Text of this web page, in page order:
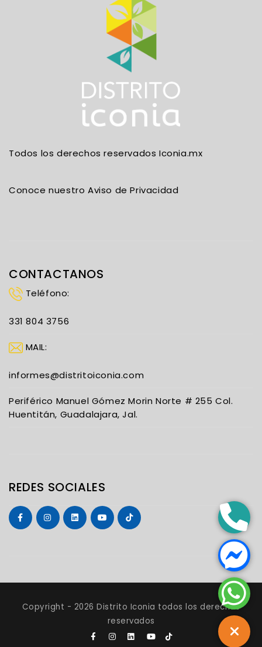
Todos los derechos reservados Iconia.mx
Conoce nuestro Aviso de Privacidad
CONTACTANOS
Teléfono:
331 804 3756
MAIL:
informes@distritoiconia.com
Periférico Manuel Gómez Morin Norte # 255 Col.
Huentitán, Guadalajara, Jal.
REDES SOCIALES
Copyright - 2026 Distrito Iconia todos los derechos
reservados